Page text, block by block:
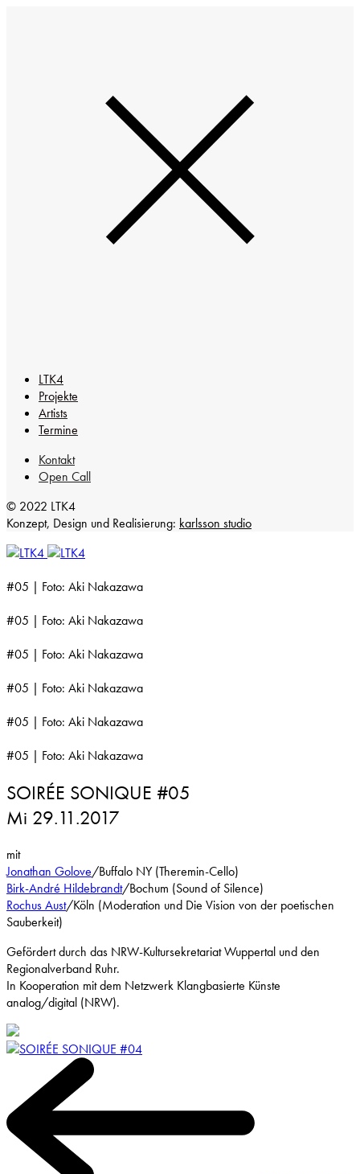
LTK4
Projekte
Artists
Termine
Kontakt
Open Call
© 2022 LTK4
Konzept, Design und Realisierung: karlsson studio
#05 | Foto: Aki Nakazawa
#05 | Foto: Aki Nakazawa
#05 | Foto: Aki Nakazawa
#05 | Foto: Aki Nakazawa
#05 | Foto: Aki Nakazawa
#05 | Foto: Aki Nakazawa
SOIRÉE SONIQUE #05
Mi 29.11.2017
mit
Jonathan Golove/Buffalo NY (Theremin-Cello)
Birk-André Hildebrandt/Bochum (Sound of Silence)
Rochus Aust/Köln (Moderation und Die Vision von der poetischen
Sauberkeit)
Gefördert durch das NRW-Kultursekretariat Wuppertal und den
Regionalverband Ruhr.
In Kooperation mit dem Netzwerk Klangbasierte Künste
analog/digital (NRW).